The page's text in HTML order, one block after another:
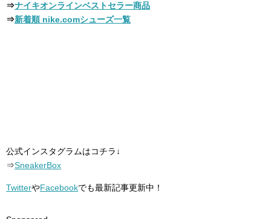
⇒ナイキオンラインベストセラー商品
⇒新着順 nike.comシューズ一覧
公式インスタグラムはコチラ↓
⇒SneakerBox
TwitterやFacebookでも最新記事更新中！